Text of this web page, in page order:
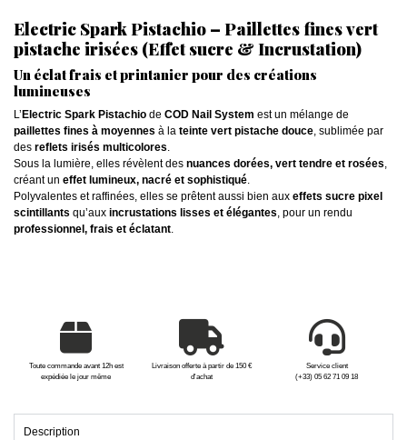
Electric Spark Pistachio – Paillettes fines vert
pistache irisées (Effet sucre & Incrustation)
Un éclat frais et printanier pour des créations
lumineuses
L’ Electric Spark Pistachio de COD Nail System est un mélange de
paillettes fines à moyennes à la teinte vert pistache douce, sublimée par
des reflets irisés multicolores.
Sous la lumière, elles révèlent des nuances dorées, vert tendre et rosées,
créant un effet lumineux, nacré et sophistiqué.
Polyvalentes et raffinées, elles se prêtent aussi bien aux effets sucre pixel
scintillants qu’aux incrustations lisses et élégantes, pour un rendu
professionnel, frais et éclatant.
Toute commande avant 12h est
expédiée le jour même
Livraison offerte à partir de 150 €
d'achat
Service client
(+33) 05 62 71 09 18
Description